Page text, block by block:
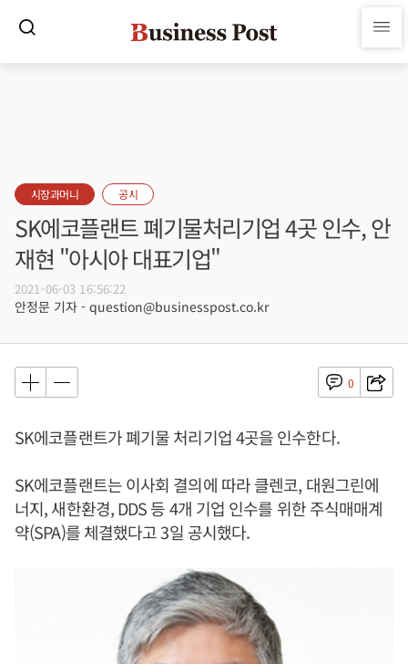
시장과머니 공시
SK에코플랜트 폐기물처리기업 4곳 인수, 안
재현 "아시아 대표기업"
2021-06-03 16:56:22
안정문 기자 - question@businesspost.co.kr
0
SK에코플랜트가 폐기물 처리기업 4곳을 인수한다.
SK에코플랜트는 이사회 결의에 따라 클렌코, 대원그린에
너지, 새한환경, DDS 등 4개 기업 인수를 위한 주식매매계
약(SPA)를 체결했다고 3일 공시했다.